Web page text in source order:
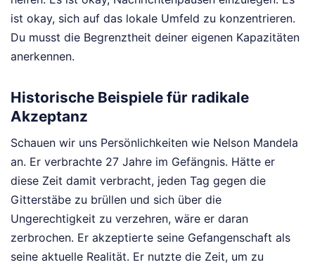
ist okay, sich auf das lokale Umfeld zu konzentrieren.
Du musst die Begrenztheit deiner eigenen Kapazitäten
anerkennen.
Historische Beispiele für radikale
Akzeptanz
Schauen wir uns Persönlichkeiten wie Nelson Mandela
an. Er verbrachte 27 Jahre im Gefängnis. Hätte er
diese Zeit damit verbracht, jeden Tag gegen die
Gitterstäbe zu brüllen und sich über die
Ungerechtigkeit zu verzehren, wäre er daran
zerbrochen. Er akzeptierte seine Gefangenschaft als
seine aktuelle Realität. Er nutzte die Zeit, um zu